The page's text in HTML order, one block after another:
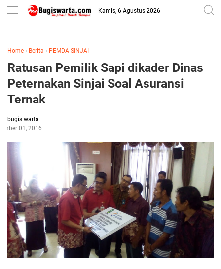
-->
Kamis, 6 Agustus 2026
Home › Berita › PEMDA SINJAI
Ratusan Pemilik Sapi dikader Dinas
Peternakan Sinjai Soal Asuransi
Ternak
bugis warta
01, 2016